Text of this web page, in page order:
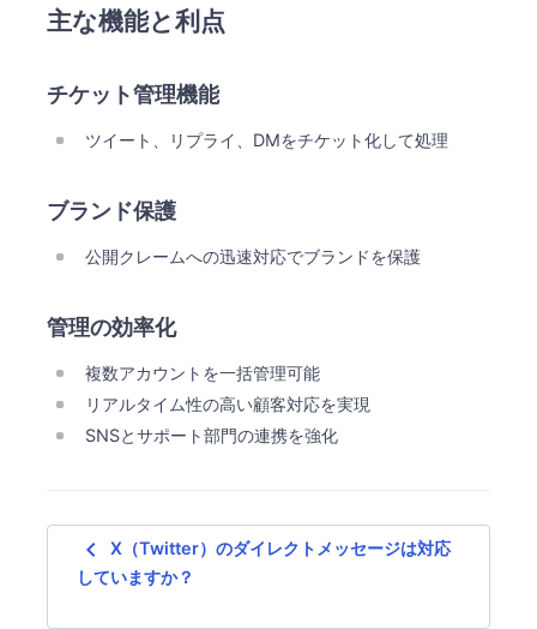
主な機能と利点
チケット管理機能
ツイート、リプライ、DMをチケット化して処理
ブランド保護
公開クレームへの迅速対応でブランドを保護
管理の効率化
複数アカウントを一括管理可能
リアルタイム性の高い顧客対応を実現
SNSとサポート部門の連携を強化
navigate_before
X（Twitter）のダイレクトメッセージは対応
していますか？